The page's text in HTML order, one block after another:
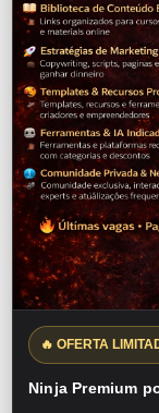
🔥 OFERTA
Ninja Premium